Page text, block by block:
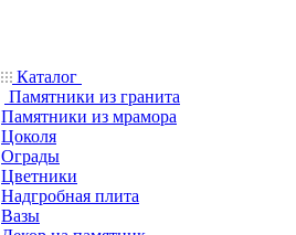
Каталог
Памятники из гранита
Памятники из мрамора
Цоколя
Ограды
Цветники
Надгробная плита
Вазы